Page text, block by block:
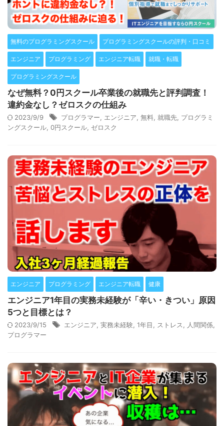
無料のプログラミングスクール プログラミングスクールの評判・口コミ
エンジニア プログラミング エンジニア転職 就職・転職
プログラミングスクール
なぜ無料？0円スクール卒業後の就職先と評判調査！
違約金なし？ゼロスクの仕組み
2023/9/9 プログラマー エンジニア 無料 就職先 プログラミ
ングスクール 0円スクール ゼロスク
エンジニア プログラミング エンジニア転職 健康
エンジニア1年目の実務未経験が「辛い・きつい」原因
5つと目標とは？
2023/9/15 エンジニア, 実務未経験, 1年目, ストレス, 人間関係,
プログラマー